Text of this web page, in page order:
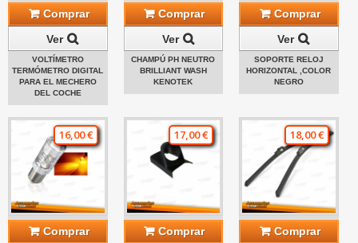
Comprar
Ver
VOLTÍMETRO
TERMÓMETRO DIGITAL
PARA EL MECHERO
DEL COCHE
Comprar
Ver
CHAMPÚ PH NEUTRO
BRILLIANT WASH
KENOTEK
Comprar
Ver
SOPORTE RELOJ
HORIZONTAL ,COLOR
NEGRO
16,00 €
Comprar
17,00 €
Comprar
18,00 €
Comprar